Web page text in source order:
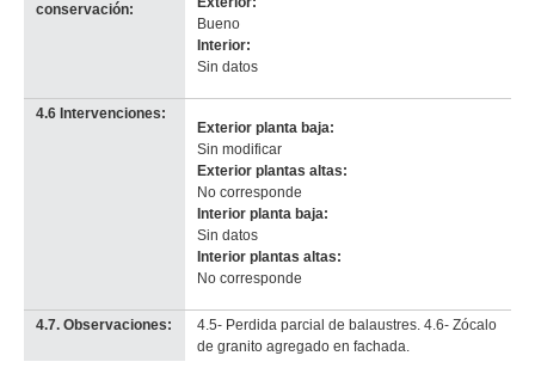
conservación:
Bueno
Interior:
Sin datos
4.6 Intervenciones:
Exterior planta baja:
Sin modificar
Exterior plantas altas:
No corresponde
Interior planta baja:
Sin datos
Interior plantas altas:
No corresponde
4.7. Observaciones:
4.5- Perdida parcial de balaustres. 4.6- Zócalo
de granito agregado en fachada.